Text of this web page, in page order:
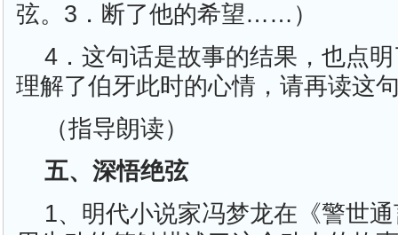
弦。3．断了他的希望……）
4．这句话是故事的结果，也点
理解了伯牙此时的心情，请再读这
（指导朗读）
五、深悟绝弦
1、明代小说家冯梦龙在《警世